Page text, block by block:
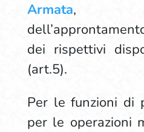
Armata,
dei rispettivi
(art.5).
Per le funzioni di
per le operazioni